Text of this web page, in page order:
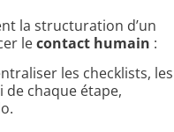
la structuration d’un
lecontact humain :
les checklists, les
de chaque étape,